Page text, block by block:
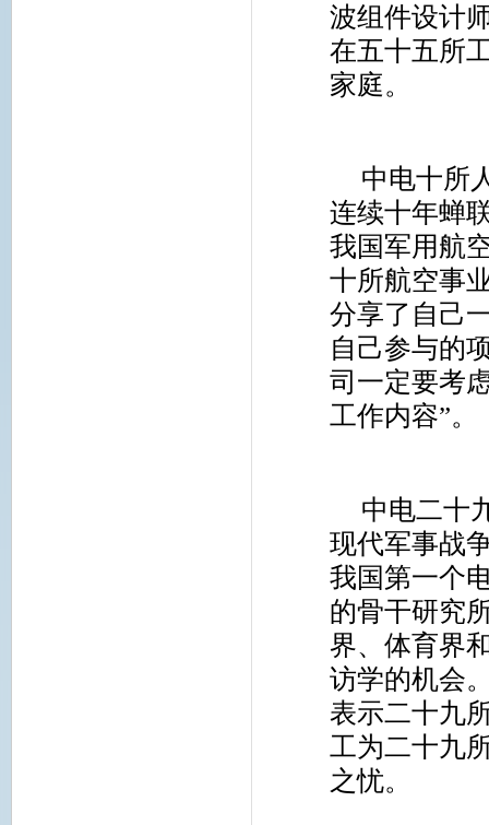
波组件设计
在五十五所
家庭。
中电十所
连续十年蝉
我国军用航
十所航空事
分享了自己
自己参与的
司一定要考
工作内容”。
中电二十
现代军事战
我国第一个
的骨干研究
界、体育界
访学的机会
表示二十九
工为二十九
之忧。